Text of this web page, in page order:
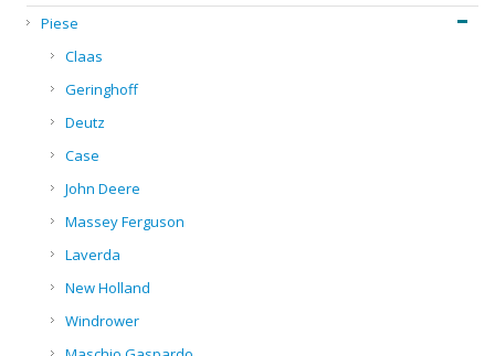
Piese
Claas
Geringhoff
Deutz
Case
John Deere
Massey Ferguson
Laverda
New Holland
Windrower